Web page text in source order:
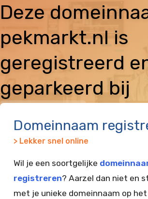
Deze
pekmarkt.nl is
geregistreerd
geparkeerd bij
Domeinnaam
> Lekker snel online
Wil je een soortgelijke
registreren? Aarzel dan niet en
met je unieke domeinnaam op